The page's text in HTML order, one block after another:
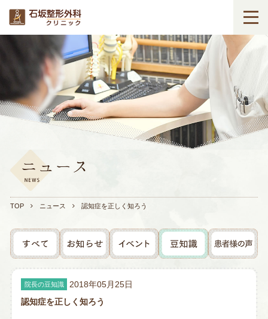
TOP ニュース 認知症を正しく知ろう
院長の豆知識
2018年05月25日
認知症を正しく知ろう